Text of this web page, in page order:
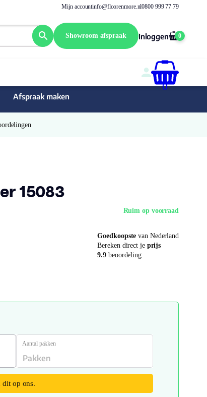
Mijn accountinfo@floorenmore.nl0800 999 77 79
Showroom afspraak Inloggen 0
0
Afspraak maken
15083
Ruim op voorraad
Goedkoopstevan Nederland
Bereken direct je prijs
9.9beoordeling
Aantal pakken
dit op ons.